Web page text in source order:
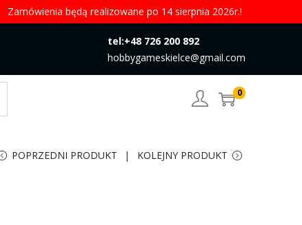
Zamówienia będą realizowane po 14 sierpnia 2026r.!
tel:+48 726 200 892
hobbygameskielce@gmail.com
0
POPRZEDNI PRODUKT KOLEJNY PRODUKT